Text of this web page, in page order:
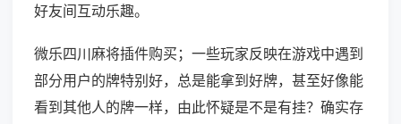
好友间互动乐趣。
微乐四川麻将插件购买；一些玩家反映在游戏中遇到
部分用户的牌特别好，总是能拿到好牌，甚至好像能
看到其他人的牌一样，由此怀疑是不是有挂？确实存